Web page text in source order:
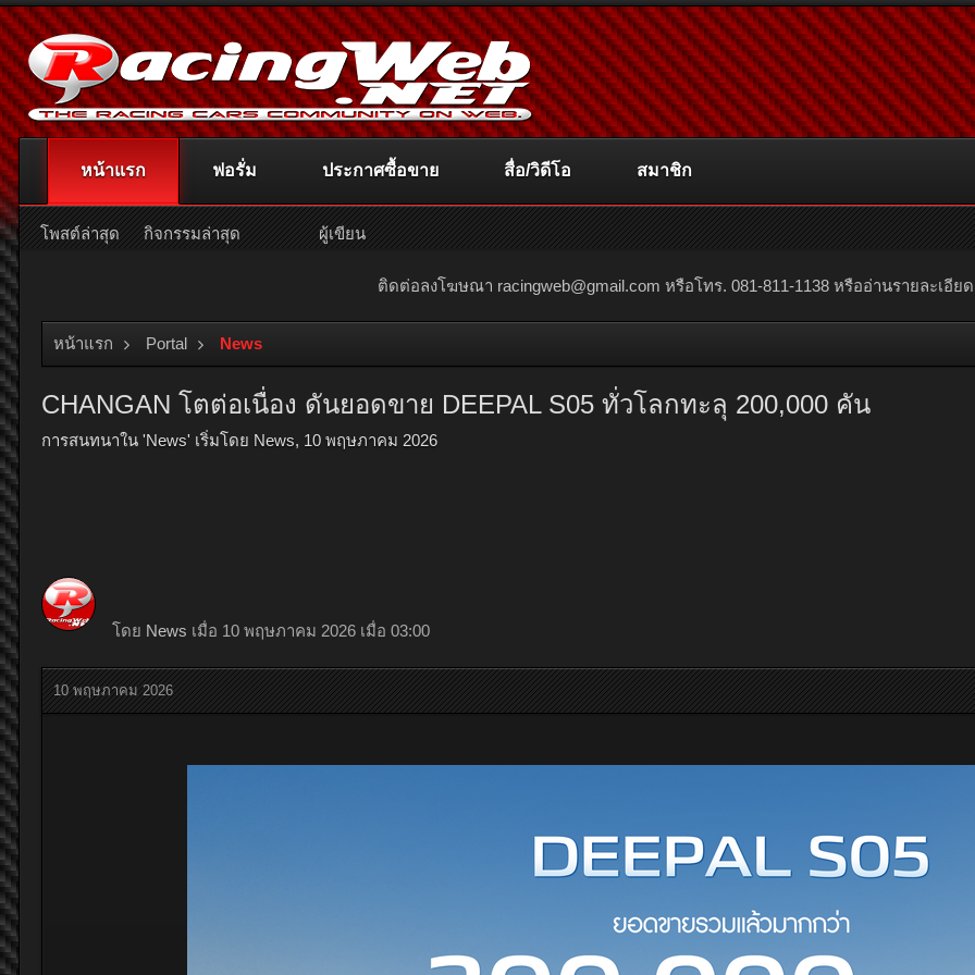
ติดต่อลงโฆษณา racingweb@gmail.com หรือโทร. 081-811-1138 หรืออ่านรายละเอีย
หน้าแรก Portal News
CHANGAN โตต่อเนื่อง ดันยอดขาย DEEPAL S05 ทั่วโลกทะลุ 200,000 คัน
การสนทนาใน 'News' เริ่มโดย News, 10 พฤษภาคม 2026
โดย News เมื่อ 10 พฤษภาคม 2026 เมื่อ 03:00
10 พฤษภาคม 2026
หน้าแรก
โพสต์ล่าสุด กิจกรรมล่าสุด ผู้เขียน
ฟอรั่ม ประกาศซื้อขาย สื่อ/วิดีโอ สมาชิก